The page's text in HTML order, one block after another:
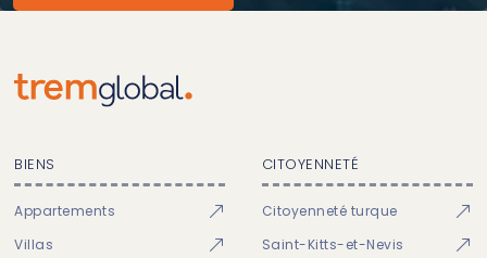
BIENS
Appartements
Villas
CITOYENNETÉ
Citoyenneté turque
Saint-Kitts-et-Nevis